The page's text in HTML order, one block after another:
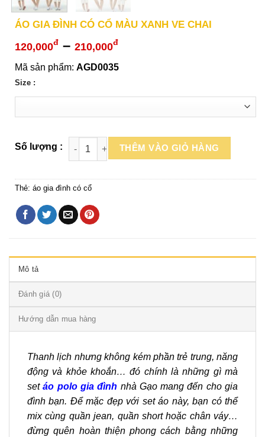
ÁO GIA ĐÌNH CÓ CỔ MÀU XANH VE CHAI
120,000đ – 210,000đKhoảng
từ
đến
210,000đ
Mã sản phẩm: AGD0035
Size :
THÊM VÀO GIỎ HÀNG
Thẻ: áo gia đình có cổ
Mô tả
Đánh giá (0)
Hướng dẫn mua hàng
Thanh lịch nhưng không kém phần trẻ trung, năng
động và khỏe khoắn… đó chính là những gì mà
setáo polo gia đình nhà Gạo mang đến cho gia
đình bạn. Để mặc đẹp với set áo này, bạn có thể
mix cùng quần jean, quần short hoặc chân váy…
đừng quên hoàn thiện phong cách bằng những